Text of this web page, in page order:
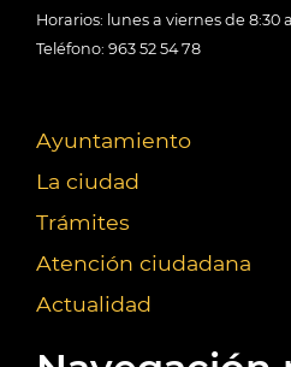
Horarios: lunes a viernes de 8:30
Teléfono: 963 52 54 78
Ayuntamiento
La ciudad
Trámites
Atención ciudadana
Actualidad